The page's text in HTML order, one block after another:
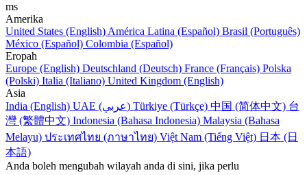
ms
Amerika
United States (English) América Latina (Español) Brasil (Português)
México (Español) Colombia (Español)
Eropah
Europe (English) Deutschland (Deutsch) France (Français) Polska
(Polski) Italia (Italiano) United Kingdom (English)
Asia
India (English)
UAE (عربي) Türkiye (Türkçe) 中国 (简体中文) 台
灣 (繁體中文) Indonesia (Bahasa Indonesia) Malaysia (Bahasa
Melayu) ประเทศไทย (ภาษาไทย) Việt Nam (Tiếng Việt) 日本 (日
本語)
Anda boleh mengubah wilayah anda di sini, jika perlu